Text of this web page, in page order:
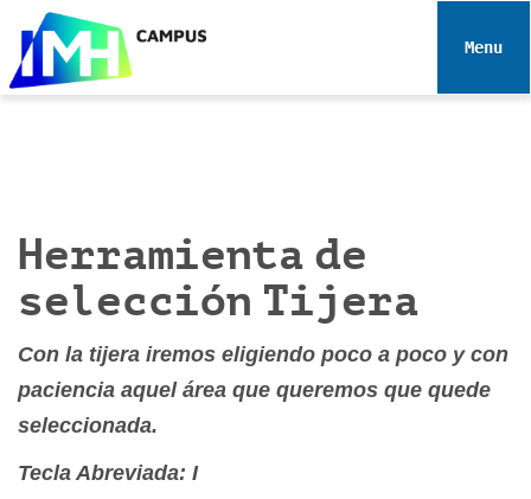
e
Toggle
Herramienta de
selección Tijera
Con la tijera iremos eligiendo poco a poco y con
paciencia aquel área que queremos que quede
seleccionada.
Tecla Abreviada: I